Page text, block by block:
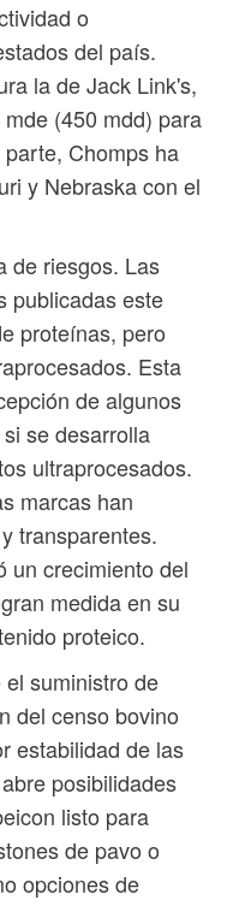
o
del país.
la de Jack Link's,
(450 mdd) para
Chomps ha
y Nebraska con el
de riesgos. Las
publicadas este
proteínas, pero
Esta
de algunos
se desarrolla
ultraprocesados.
marcas han
transparentes.
un crecimiento del
medida en su
proteico.
suministro de
del censo bovino
estabilidad de las
posibilidades
listo para
de pavo o
opciones de